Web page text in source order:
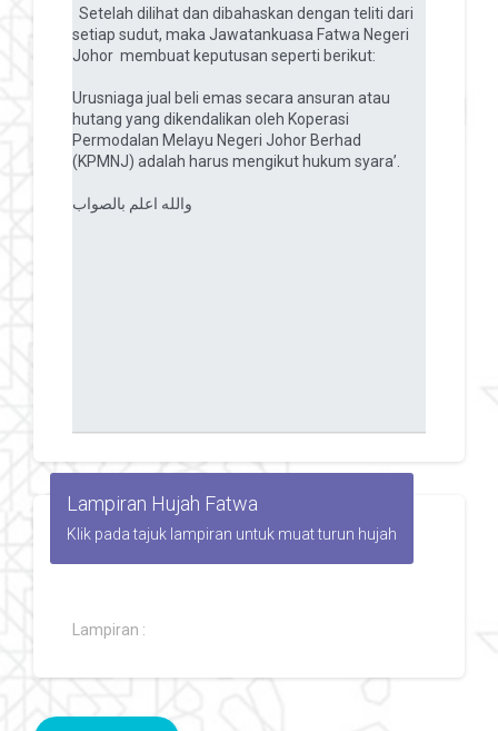
Lampiran Hujah Fatwa
Klik pada tajuk lampiran untuk muat turun hujah
Lampiran :